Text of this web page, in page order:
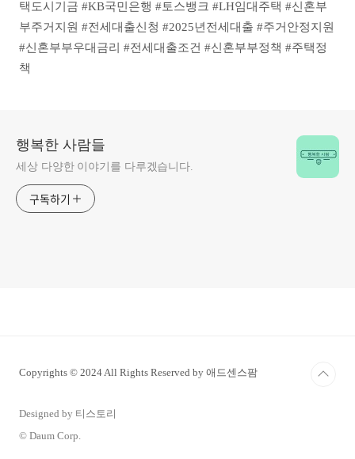
택도시기금 #KB국민은행 #토스뱅크 #LH임대주택 #신혼부
부주거지원 #전세대출신청 #2025년전세대출 #주거안정지원
#신혼부부우대금리 #전세대출조건 #신혼부부정책 #주택정
책
행복한 사람들
세상 다양한 이야기를 다루겠습니다.
구독하기
Copyrights © 2024 All Rights Reserved by 애드센스팜
Designed by 티스토리
© Daum Corp.